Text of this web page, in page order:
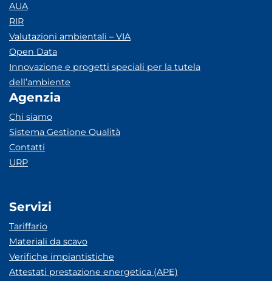
AUA
RIR
Valutazioni ambientali – VIA
Open Data
Innovazione e progetti speciali per la tutela
dell’ambiente
Agenzia
Chi siamo
Sistema Gestione Qualità
Contatti
URP
Servizi
Tariffario
Materiali da scavo
Verifiche impiantistiche
Attestati prestazione energetica (APE)